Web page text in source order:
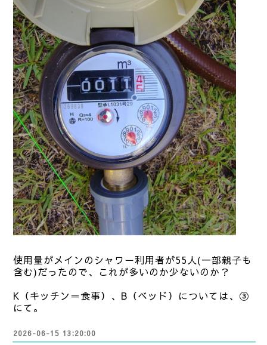
使用量がメインのシャワー利用者が55人(一部親子も
含む)だったので、これが多いのか少ないのか？
K（キッチン＝食事）、B（ベッド）については、③
にて。
2026-06-15 13:20:00